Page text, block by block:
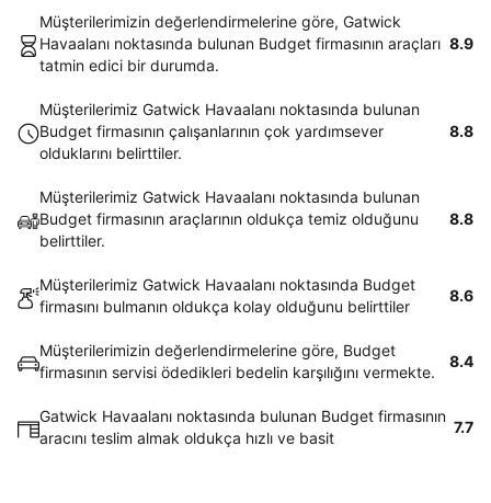
Müşterilerimizin değerlendirmelerine göre, Gatwick
Havaalanı noktasında bulunan Budget firmasının araçları
tatmin edici bir durumda.
8.9
Müşterilerimiz Gatwick Havaalanı noktasında bulunan
Budget firmasının çalışanlarının çok yardımsever
olduklarını belirttiler.
8.8
Müşterilerimiz Gatwick Havaalanı noktasında bulunan
Budget firmasının araçlarının oldukça temiz olduğunu
belirttiler.
8.8
Müşterilerimiz Gatwick Havaalanı noktasında Budget
firmasını bulmanın oldukça kolay olduğunu belirttiler
8.6
Müşterilerimizin değerlendirmelerine göre, Budget
firmasının servisi ödedikleri bedelin karşılığını vermekte.
8.4
Gatwick Havaalanı noktasında bulunan Budget firmasının
aracını teslim almak oldukça hızlı ve basit
7.7